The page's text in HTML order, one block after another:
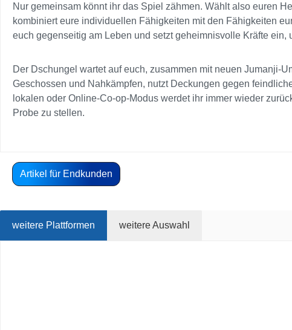
Nur gemeinsam könnt ihr das Spiel zähmen. Wählt also euren
kombiniert eure individuellen Fähigkeiten mit den Fähigkeiten
euch gegenseitig am Leben und setzt geheimnisvolle Kräfte
Der Dschungel wartet auf euch, zusammen mit neuen Jumanji-
Geschossen und Nahkämpfen, nutzt Deckungen gegen
lokalen oder Online-Co-op-Modus werdet ihr immer wieder
Probe zu stellen.
Artikel für Endkunden
weitere Plattformen weitere Auswahl